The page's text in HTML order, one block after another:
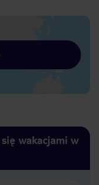
wakacjami w